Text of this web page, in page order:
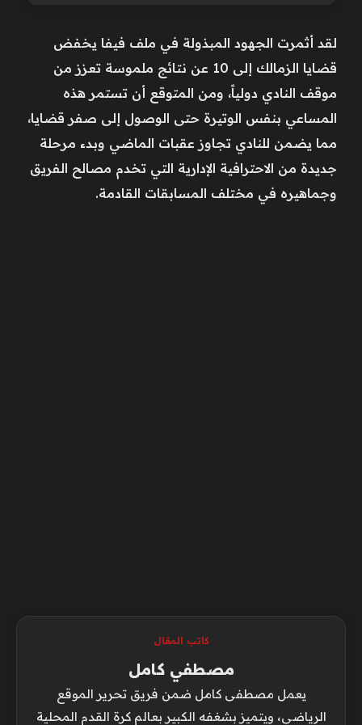
لقد أثمرت الجهود المبذولة في ملف فيفا يخفض
قضايا الزمالك إلى 10 عن نتائج ملموسة تعزز من
موقف النادي دولياً، ومن المتوقع أن تستمر هذه
المساعي بنفس الوتيرة حتى الوصول إلى صفر قضايا،
مما يضمن للنادي تجاوز عقبات الماضي وبدء مرحلة
جديدة من الاحترافية الإدارية التي تخدم مصالح الفريق
وجماهيره في مختلف المسابقات القادمة.
كاتب المقال
مصطفي كامل
يعمل مصطفى كامل ضمن فريق تحرير الموقع
الرياضي، ويتميز بشغفه الكبير بعالم كرة القدم المحلية